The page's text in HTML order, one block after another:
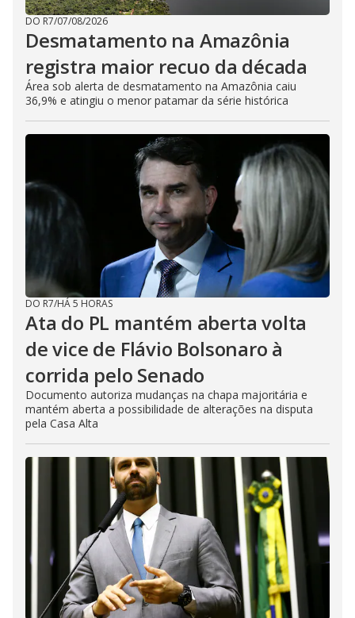
DO R7/07/08/2026
Desmatamento na Amazônia
registra maior recuo da década
Área sob alerta de desmatamento na Amazônia caiu
36,9% e atingiu o menor patamar da série histórica
DO R7/HÁ 5 HORAS
Ata do PL mantém aberta volta
de vice de Flávio Bolsonaro à
corrida pelo Senado
Documento autoriza mudanças na chapa majoritária e
mantém aberta a possibilidade de alterações na disputa
pela Casa Alta